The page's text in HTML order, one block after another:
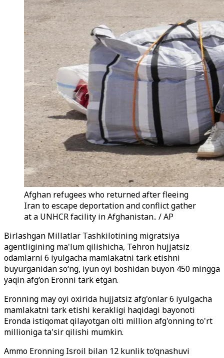
Afghan refugees who returned after fleeing
Iran to escape deportation and conflict gather
at a UNHCR facility in Afghanistan.. / AP
Birlashgan Millatlar Tashkilotining migratsiya
agentligining ma'lum qilishicha, Tehron hujjatsiz
odamlarni 6 iyulgacha mamlakatni tark etishni
buyurganidan so‘ng, iyun oyi boshidan buyon 450 mingga
yaqin afg‘on Eronni tark etgan.
Eronning may oyi oxirida hujjatsiz afg'onlar 6 iyulgacha
mamlakatni tark etishi kerakligi haqidagi bayonoti
Eronda istiqomat qilayotgan olti million afg'onning to'rt
millioniga ta'sir qilishi mumkin.
Ammo Eronning Isroil bilan 12 kunlik to‘qnashuvi